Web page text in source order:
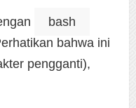
bash
bahwa ini
pengganti),